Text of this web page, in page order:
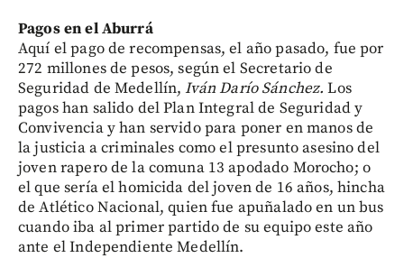
Pagos en el Aburrá
Aquí el pago de recompensas, el año pasado, fue por
272 millones de pesos, según el Secretario de
Seguridad de Medellín,Iván Darío Sánchez.Los
pagos han salido del Plan Integral de Seguridad y
Convivencia y han servido para poner en manos de
la justicia a criminales como el presunto asesino del
joven rapero de la comuna 13 apodado Morocho; o
el que sería el homicida del joven de 16 años, hincha
de Atlético Nacional, quien fue apuñalado en un bus
cuando iba al primer partido de su equipo este año
ante el Independiente Medellín.